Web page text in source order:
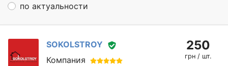
по актуальности
SOKOLSTROY
Компания
250
грн / шт.